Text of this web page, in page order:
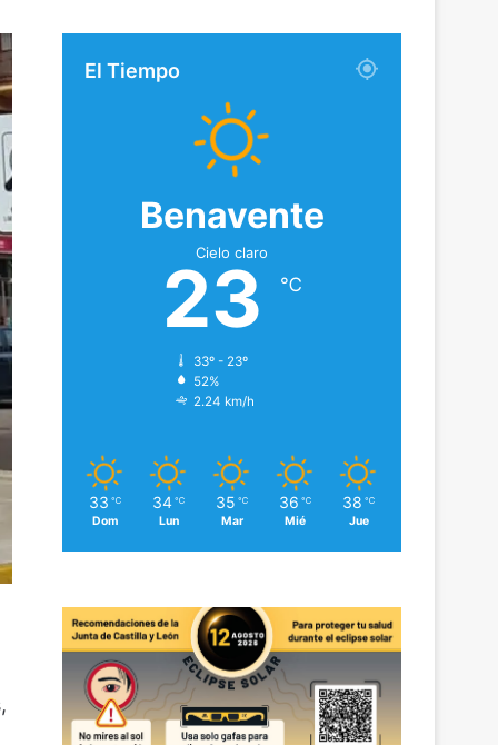
El Tiempo
Benavente
Cielo claro
23 ℃
33º - 23º
52%
2.24 km/h
33 ℃
Dom
34 ℃
Lun
35 ℃
Mar
36 ℃
Mié
38 ℃
Jue